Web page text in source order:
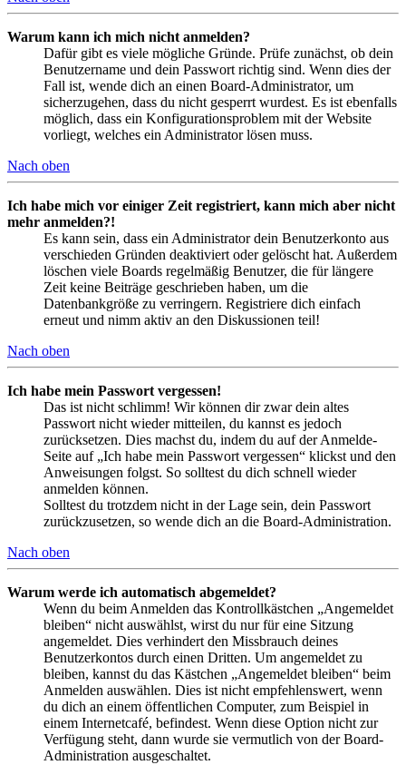
Warum kann ich mich nicht anmelden?
Dafür gibt es viele mögliche Gründe. Prüfe zunächst, ob dein
Benutzername und dein Passwort richtig sind. Wenn dies der
Fall ist, wende dich an einen Board-Administrator, um
sicherzugehen, dass du nicht gesperrt wurdest. Es ist ebenfalls
möglich, dass ein Konfigurationsproblem mit der Website
vorliegt, welches ein Administrator lösen muss.
Nach oben
Ich habe mich vor einiger Zeit registriert, kann mich aber nicht
mehr anmelden?!
Es kann sein, dass ein Administrator dein Benutzerkonto aus
verschieden Gründen deaktiviert oder gelöscht hat. Außerdem
löschen viele Boards regelmäßig Benutzer, die für längere
Zeit keine Beiträge geschrieben haben, um die
Datenbankgröße zu verringern. Registriere dich einfach
erneut und nimm aktiv an den Diskussionen teil!
Nach oben
Ich habe mein Passwort vergessen!
Das ist nicht schlimm! Wir können dir zwar dein altes
Passwort nicht wieder mitteilen, du kannst es jedoch
zurücksetzen. Dies machst du, indem du auf der Anmelde-
Seite auf „Ich habe mein Passwort vergessen“ klickst und den
Anweisungen folgst. So solltest du dich schnell wieder
anmelden können.
Solltest du trotzdem nicht in der Lage sein, dein Passwort
zurückzusetzen, so wende dich an die Board-Administration.
Nach oben
Warum werde ich automatisch abgemeldet?
Wenn du beim Anmelden das Kontrollkästchen „Angemeldet
bleiben“ nicht auswählst, wirst du nur für eine Sitzung
angemeldet. Dies verhindert den Missbrauch deines
Benutzerkontos durch einen Dritten. Um angemeldet zu
bleiben, kannst du das Kästchen „Angemeldet bleiben“ beim
Anmelden auswählen. Dies ist nicht empfehlenswert, wenn
du dich an einem öffentlichen Computer, zum Beispiel in
einem Internetcafé, befindest. Wenn diese Option nicht zur
Verfügung steht, dann wurde sie vermutlich von der Board-
Administration ausgeschaltet.